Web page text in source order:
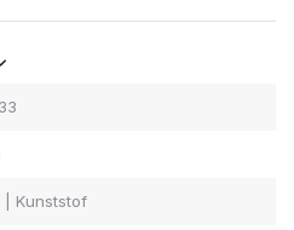
| Kunststof